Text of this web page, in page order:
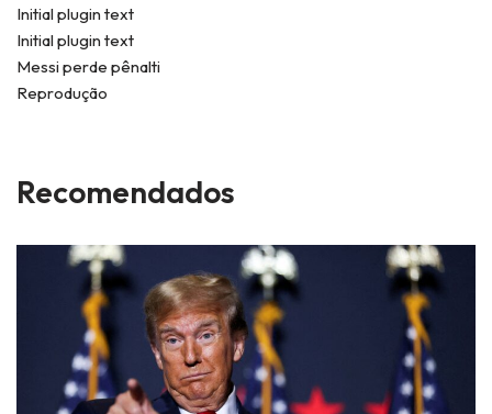
Initial plugin text
Initial plugin text
Messi perde pênalti
Reprodução
Recomendados